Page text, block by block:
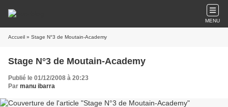
MENU
Accueil » Stage N°3 de Moutain-Academy
Stage N°3 de Moutain-Academy
Publié le 01/12/2008 à 20:23
Par manu ibarra